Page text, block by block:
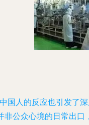
国人的反应也引发了
非公众心境的日常出